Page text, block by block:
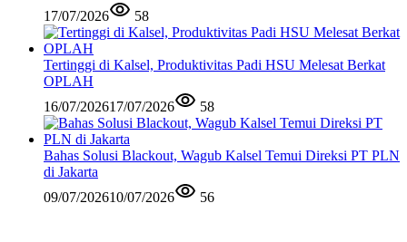
17/07/2026
58
Tertinggi di Kalsel, Produktivitas Padi HSU Melesat Berkat
OPLAH
16/07/202617/07/2026 58
Bahas Solusi Blackout, Wagub Kalsel Temui Direksi PT PLN
di Jakarta
09/07/202610/07/2026 56